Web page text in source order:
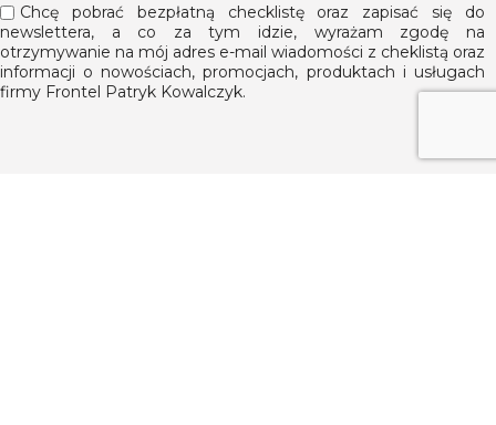
Chcę pobrać bezpłatną checklistę oraz zapisać się do
newslettera, a co za tym idzie, wyrażam zgodę na
otrzymywanie na mój adres e-mail wiadomości z cheklistą oraz
informacji o nowościach, promocjach, produktach i usługach
firmy Frontel Patryk Kowalczyk.